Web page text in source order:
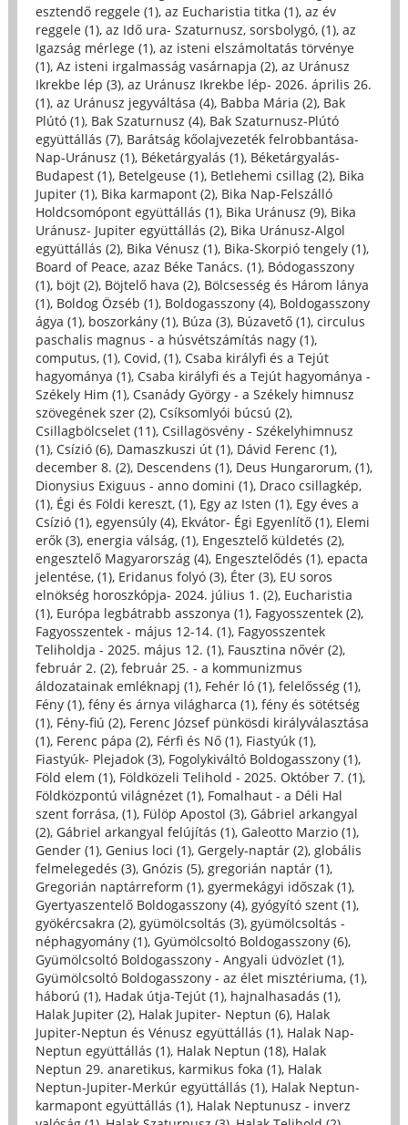
esztendő reggele (1), az Eucharistia titka (1), az év
reggele (1), az Idő ura- Szaturnusz, sorsbolygó, (1), az
Igazság mérlege (1), az isteni elszámoltatás törvénye
(1), Az isteni irgalmasság vasárnapja (2), az Uránusz
Ikrekbe lép (3), az Uránusz Ikrekbe lép- 2026. április 26.
(1), az Uránusz jegyváltása (4), Babba Mária (2), Bak
Plútó (1), Bak Szaturnusz (4), Bak Szaturnusz-Plútó
együttállás (7), Barátság kőolajvezeték felrobbantása-
Nap-Uránusz (1), Béketárgyalás (1), Béketárgyalás-
Budapest (1), Betelgeuse (1), Betlehemi csillag (2), Bika
Jupiter (1), Bika karmapont (2), Bika Nap-Felszálló
Holdcsomópont együttállás (1), Bika Uránusz (9), Bika
Uránusz- Jupiter együttállás (2), Bika Uránusz-Algol
együttállás (2), Bika Vénusz (1), Bika-Skorpió tengely (1),
Board of Peace, azaz Béke Tanács. (1), Bódogasszony
(1), böjt (2), Böjtelő hava (2), Bölcsesség és Három lánya
(1), Boldog Özséb (1), Boldogasszony (4), Boldogasszony
ágya (1), boszorkány (1), Búza (3), Búzavető (1), circulus
paschalis magnus - a húsvétszámítás nagy (1),
computus, (1), Covid, (1), Csaba királyfi és a Tejút
hagyománya (1), Csaba királyfi és a Tejút hagyománya -
Székely Him (1), Csanády György - a Székely himnusz
szövegének szer (2), Csíksomlyói búcsú (2),
Csillagbölcselet (11), Csillagösvény - Székelyhimnusz
(1), Csízió (6), Damaszkuszi út (1), Dávid Ferenc (1),
december 8. (2), Descendens (1), Deus Hungarorum, (1),
Dionysius Exiguus - anno domini (1), Draco csillagkép,
(1), Égi és Földi kereszt, (1), Egy az Isten (1), Egy éves a
Csízió (1), egyensúly (4), Ekvátor- Égi Egyenlítő (1), Elemi
erők (3), energia válság, (1), Engesztelő küldetés (2),
engesztelő Magyarország (4), Engesztelődés (1), epacta
jelentése, (1), Eridanus folyó (3), Éter (3), EU soros
elnökség horoszkópja- 2024. július 1. (2), Eucharistia
(1), Európa legbátrabb asszonya (1), Fagyosszentek (2),
Fagyosszentek - május 12-14. (1), Fagyosszentek
Teliholdja - 2025. május 12. (1), Fausztina nővér (2),
február 2. (2), február 25. - a kommunizmus
áldozatainak emléknapj (1), Fehér ló (1), felelősség (1),
Fény (1), fény és árnya világharca (1), fény és sötétség
(1), Fény-fiú (2), Ferenc József pünkösdi királyválasztása
(1), Ferenc pápa (2), Férfi és Nő (1), Fiastyúk (1),
Fiastyúk- Plejadok (3), Fogolykiváltó Boldogasszony (1),
Föld elem (1), Földközeli Telihold - 2025. Október 7. (1),
Földközpontú világnézet (1), Fomalhaut - a Déli Hal
szent forrása, (1), Fülöp Apostol (3), Gábriel arkangyal
(2), Gábriel arkangyal felújítás (1), Galeotto Marzio (1),
Gender (1), Genius loci (1), Gergely-naptár (2), globális
felmelegedés (3), Gnózis (5), gregorián naptár (1),
Gregorián naptárreform (1), gyermekágyi időszak (1),
Gyertyaszentelő Boldogasszony (4), gyógyító szent (1),
gyökércsakra (2), gyümölcsoltás (3), gyümölcsoltás -
néphagyomány (1), Gyümölcsoltó Boldogasszony (6),
Gyümölcsoltó Boldogasszony - Angyali üdvözlet (1),
Gyümölcsoltó Boldogasszony - az élet misztériuma, (1),
háború (1), Hadak útja-Tejút (1), hajnalhasadás (1),
Halak Jupiter (2), Halak Jupiter- Neptun (6), Halak
Jupiter-Neptun és Vénusz együttállás (1), Halak Nap-
Neptun együttállás (1), Halak Neptun (18), Halak
Neptun 29. anaretikus, karmikus foka (1), Halak
Neptun-Jupiter-Merkúr együttállás (1), Halak Neptun-
karmapont együttállás (1), Halak Neptunusz - inverz